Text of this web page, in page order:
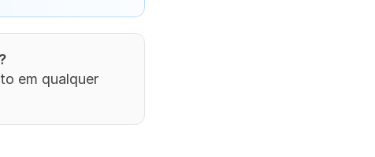
em qualquer